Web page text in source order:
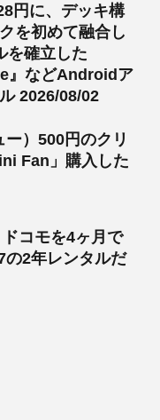
円に、デッキ構
を初めて融合し
を確立した
』などAndroidア
2026/08/02
ー）500円のクリ
Fan」購入した
ドコモを4ヶ月で
2年レンタルだ